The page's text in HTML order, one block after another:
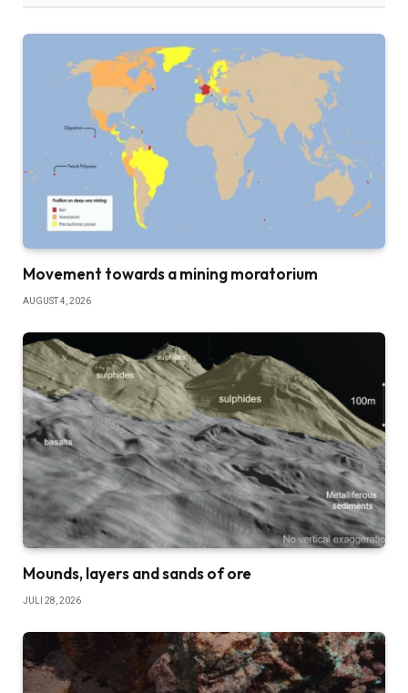
Movement towards a mining moratorium
AUGUST 4, 2026
Mounds, layers and sands of ore
JULI 28, 2026